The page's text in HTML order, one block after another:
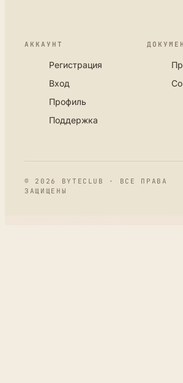
АККАУНТ
Регистрация
Вход
Профиль
Поддержка
© 2026 BYTECLUB · ВСЕ ПРАВА
ЗАЩИЩЕНЫ